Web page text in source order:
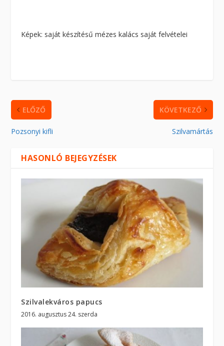
Képek: saját készítésű mézes kalács saját felvételei
ELŐZŐ
Pozsonyi kifli
KÖVETKEZŐ
Szilvamártás
HASONLÓ BEJEGYZÉSEK
Szilvalekváros papucs
2016. augusztus 24. szerda